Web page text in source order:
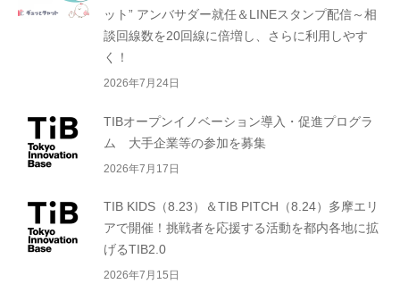
ット” アンバサダー就任＆LINEスタンプ配信～相
談回線数を20回線に倍増し、さらに利用しやす
く！
2026年7月24日
TIBオープンイノベーション導入・促進プログラ
ム 大手企業等の参加を募集
2026年7月17日
TIB KIDS（8.23）＆TIB PITCH（8.24）多摩エリ
アで開催！挑戦者を応援する活動を都内各地に拡
げるTIB2.0
2026年7月15日